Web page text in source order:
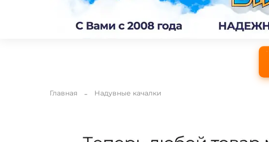
Главная Надувные качалки